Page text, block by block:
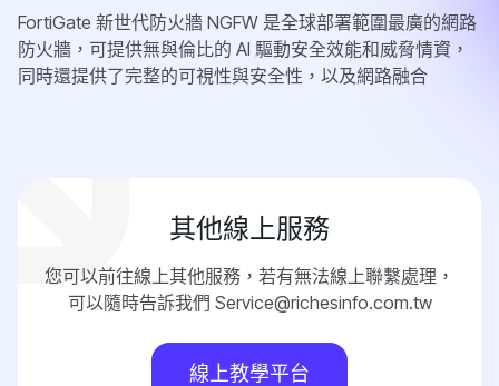
FortiGate 新世代防火牆 NGFW 是全球部署範圍最廣的網路
防火牆，可提供無與倫比的 AI 驅動安全效能和威脅情資，
同時還提供了完整的可視性與安全性，以及網路融合
其他線上服務
您可以前往線上其他服務，若有無法線上聯繫處理，
可以隨時告訴我們 Service@richesinfo.com.tw
線上教學平台